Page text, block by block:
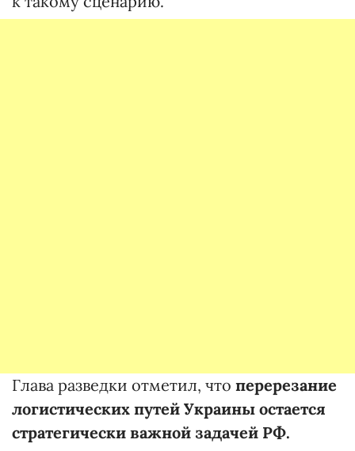
Глава разведки отметил, что перерезание
логистических путей Украины остается
стратегически важной задачей РФ.